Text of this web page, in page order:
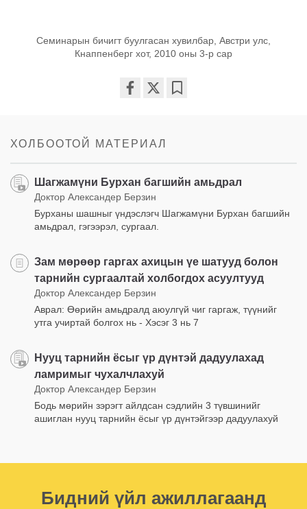
Семинарын бичигт буулгасан хувилбар, Австри улс,
Кнаппенберг хот, 2010 оны 3-р сар
ХОЛБООТОЙ МАТЕРИАЛ
Шагжамүни Бурхан багшийн амьдрал
Доктор Александер Берзин
Бурханы шашныг үндэслэгч Шагжамүни Бурхан багшийн
амьдрал, гэгээрэл, сургаал.
Зам мөрөөр гаргах ахицын үе шатууд болон
тарнийн сургаалтай холбогдох асуултууд
Доктор Александер Берзин
Аврал: Өөрийн амьдралд аюулгүй чиг гаргаж, түүнийг
утга учиртай болгох нь - Хэсэг 3 нь 7
Нууц тарнийн ёсыг үр дүнтэй дадуулахад
ламримыг чухалчлахуй
Доктор Александер Берзин
Бодь мөрийн зэрэгт айлдсан сэдлийн 3 түвшинийг
ашиглан нууц тарнийн ёсыг үр дүнтэйгээр дадуулахуй
Бидний үйл ажиллагаанд